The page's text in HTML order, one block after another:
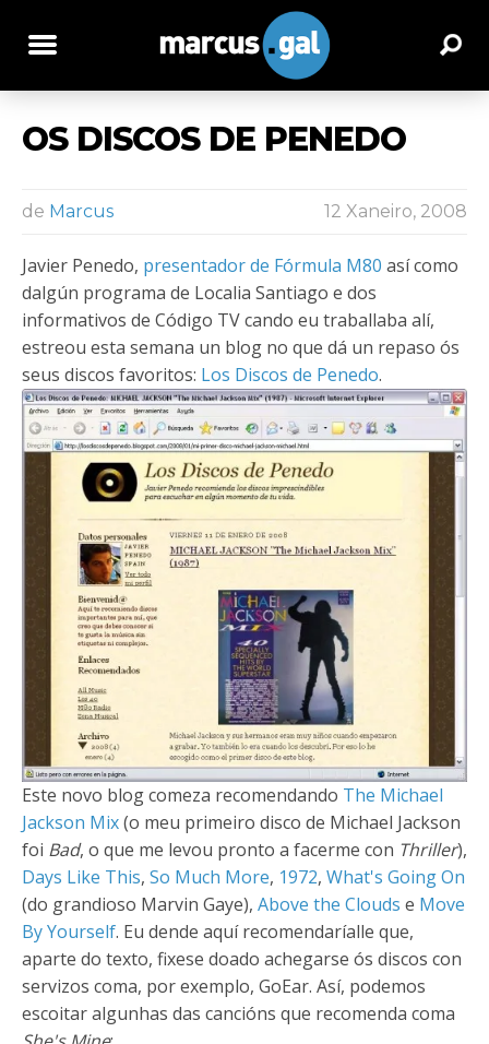
OS DISCOS DE PENEDO
de Marcus 12 Xaneiro, 2008
Javier Penedo, presentador de Fórmula M80 así como
dalgún programa de Localia Santiago e dos
informativos de Código TV cando eu traballaba alí,
estreou esta semana un blog no que dá un repaso ós
seus discos favoritos: Los Discos de Penedo.
Este novo blog comeza recomendando The Michael
Jackson Mix(o meu primeiro disco de Michael Jackson
foi Bad, o que me levou pronto a facerme con Thriller),
Days Like This, So Much More, 1972, What's Going On
(do grandioso Marvin Gaye), Above the Clouds e Move
By Yourself. Eu dende aquí recomendaríalle que,
aparte do texto, fixese doado achegarse ós discos con
servizos coma, por exemplo, GoEar. Así, podemos
escoitar algunhas das cancións que recomenda coma